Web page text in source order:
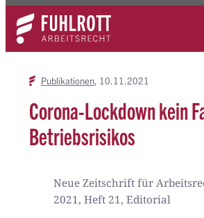
Zum
Inhalt
springen
Kontakt
Publikationen 10.11.2021
Corona-Lockdown kein
Betriebsrisikos
Neue Zeitschrift für
2021, Heft 21, Editorial